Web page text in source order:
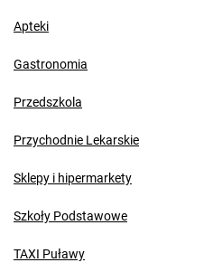
Apteki
Gastronomia
Przedszkola
Przychodnie Lekarskie
Sklepy i hipermarkety
Szkoły Podstawowe
TAXI Puławy